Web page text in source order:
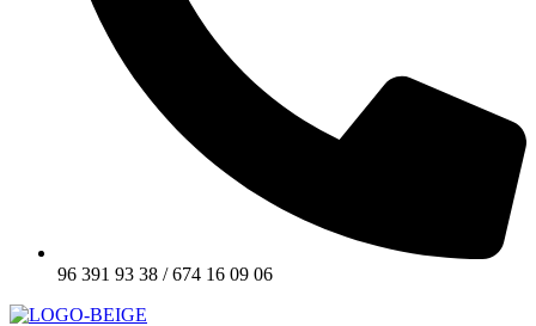
96 391 93 38 / 674 16 09 06